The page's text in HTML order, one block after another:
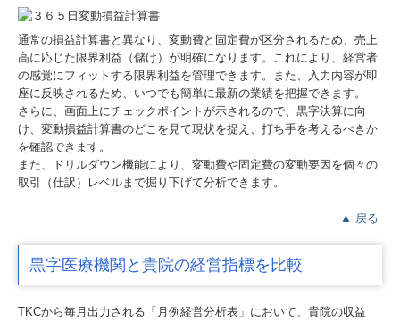
通常の損益計算書と異なり、変動費と固定費が区分されるため、売上
高に応じた限界利益（儲け）が明確になります。これにより、経営者
の感覚にフィットする限界利益を管理できます。また、入力内容が即
座に反映されるため、いつでも簡単に最新の業績を把握できます。
さらに、画面上にチェックポイントが示されるので、黒字決算に向
け、変動損益計算書のどこを見て現状を捉え、打ち手を考えるべきか
を確認できます。
また、ドリルダウン機能により、変動費や固定費の変動要因を個々の
取引（仕訳）レベルまで掘り下げて分析できます。
▲ 戻る
黒字医療機関と貴院の経営指標を比較
TKCから毎月出力される「月例経営分析表」において、貴院の収益